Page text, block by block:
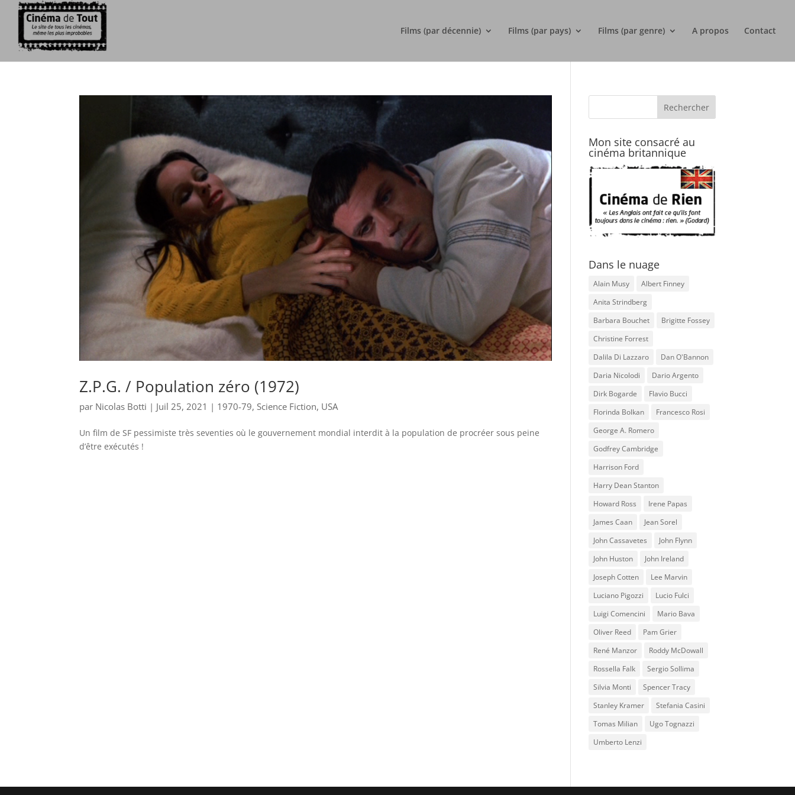
Films (par décennie) Films (par pays) Films (par genre) A propos Contact
Z.P.G. / Population zéro (1972)
par Nicolas Botti | Juil 25, 2021 | 1970-79,Science Fiction, USA
Un film de SF pessimiste très seventies où le gouvernement mondial interdit à la population de procréer sous peine
d’être exécutés !
Mon site consacré au
cinéma britannique
Dans le nuage
Alain Musy
Albert Finney
Anita Strindberg
Barbara Bouchet
Brigitte Fossey
Christine Forrest
Dalila Di Lazzaro
Dan O'Bannon
Daria Nicolodi
Dario Argento
Dirk Bogarde
Flavio Bucci
Florinda Bolkan
Francesco Rosi
George A. Romero
Godfrey Cambridge
Harrison Ford
Harry Dean Stanton
Howard Ross
Irene Papas
James Caan
Jean Sorel
John Cassavetes
John Flynn
John Huston
John Ireland
Joseph Cotten
Lee Marvin
Luciano Pigozzi
Lucio Fulci
Luigi Comencini
Mario Bava
Oliver Reed
Pam Grier
René Manzor
Roddy McDowall
Rossella Falk
Sergio Sollima
Silvia Monti
Spencer Tracy
Stanley Kramer
Stefania Casini
Tomas Milian
Ugo Tognazzi
Umberto Lenzi